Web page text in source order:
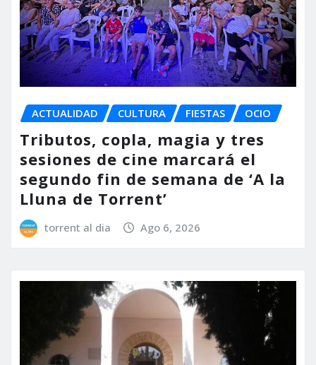
ACTUALIDAD CULTURA FIESTAS OCIO
Tributos, copla, magia y tres
sesiones de cine marcará el
segundo fin de semana de ‘A la
Lluna de Torrent’
torrent al dia Ago 6, 2026